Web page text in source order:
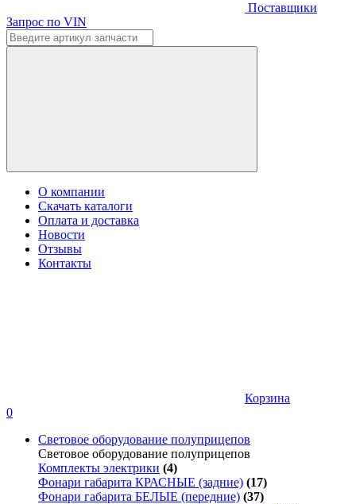
Поставщики
Запрос по VIN
О компании
Скачать каталоги
Оплата и доставка
Новости
Отзывы
Контакты
Корзина
0
Световое оборудование полуприцепов
Световое оборудование полуприцепов
Комплекты электрики (4)
Фонари габарита КРАСНЫЕ (задние) (17)
Фонари габарита БЕЛЫЕ (передние) (37)